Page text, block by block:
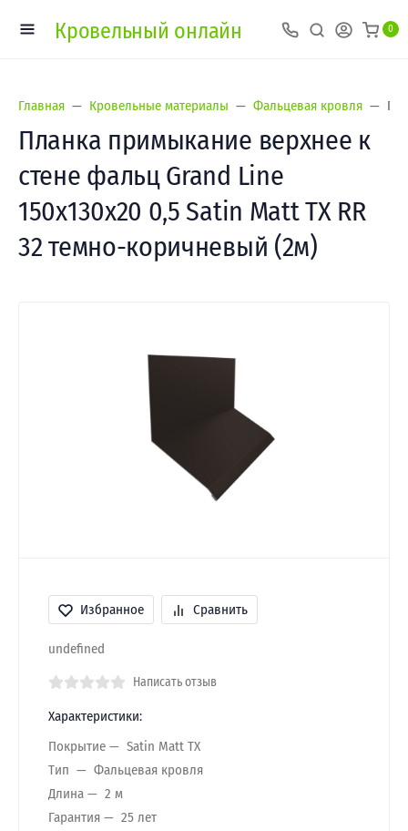
Кровельный онлайн 0
Главная Кровельные материалы Фальцевая кровля
Планка примыкание верхнее к
стене фальц Grand Line
150х130х20 0,5 Satin Matt TX RR
32 темно-коричневый (2м)
Избранное Сравнить
undefined
Написать отзыв
Характеристики:
Покрытие
Satin Matt TX
Тип
Фальцевая кровля
Длина
2 м
Гарантия
25 лет